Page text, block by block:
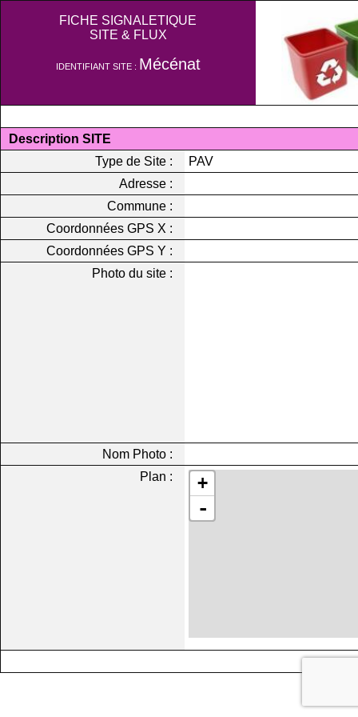
FICHE SIGNALETIQUE
SITE & FLUX
IDENTIFIANT SITE : Mécénat
Description SITE
Type de Site :
PAV
Adresse :
Commune :
Coordonnées GPS X :
Coordonnées GPS Y :
Photo du site :
Nom Photo :
Plan :
+
-